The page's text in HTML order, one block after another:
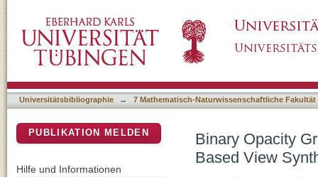
Universitätsbibliographie → 7 Mathematisch-Naturwissenschaftliche Fakultät
Binary Opacity
Based View
PUBLIKATION MELDEN
Hilfe und Informationen